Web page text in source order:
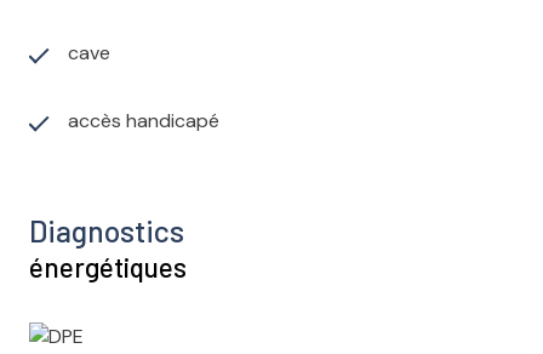
cave
accès handicapé
Diagnostics
énergétiques